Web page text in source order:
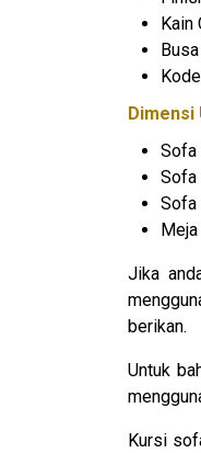
Dimensi
Sofa
Sofa
Sofa
Jika
berikan.
Untuk
Kursi